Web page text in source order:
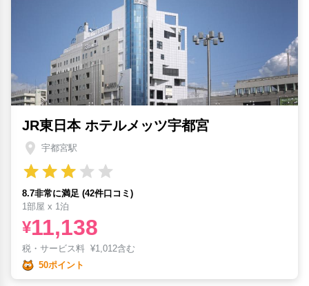
JR東日本 ホテルメッツ宇都宮
宇都宮駅
8.7非常に満足 (42件口コミ)
1部屋 x 1泊
¥11,138
税・サービス料 ¥1,012含む
50ポイント